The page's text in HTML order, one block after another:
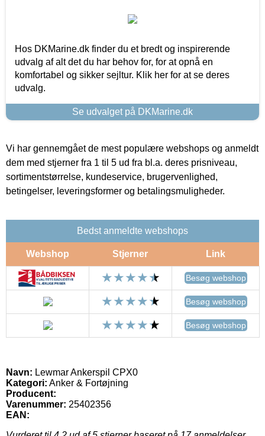
Hos DKMarine.dk finder du et bredt og inspirerende
udvalg af alt det du har behov for, for at opnå en
komfortabel og sikker sejltur. Klik her for at se deres
udvalg.
Se udvalget på DKMarine.dk
Vi har gennemgået de mest populære webshops og anmeldt
dem med stjerner fra 1 til 5 ud fra bl.a. deres prisniveau,
sortimentstørrelse, kundeservice, brugervenlighed,
betingelser, leveringsformer og betalingsmuligheder.
Bedst anmeldte webshops
Webshop Stjerner Link
Besøg webshop
Besøg webshop
Besøg webshop
Navn: Lewmar Ankerspil CPX0
Kategori: Anker & Fortøjning
Producent:
Varenummer: 25402356
EAN: